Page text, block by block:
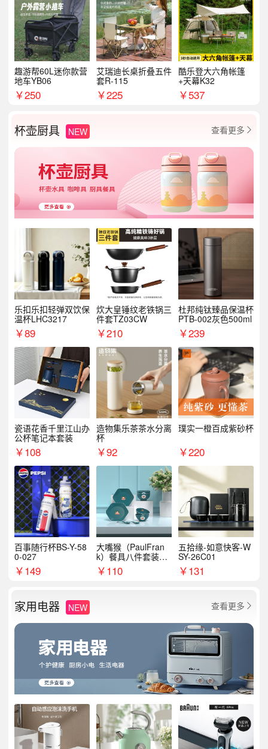
趣游帮60L迷你款营
地车YB06
￥250
艾瑞迪长桌折叠五件
套R-115
￥225
酷乐登大六角帐篷
+天幕K32
￥537
杯壶厨具 NEW 查看更多 
乐扣乐扣轻弹双饮保
温杯LHC3217
￥89
炊大皇锤纹老铁锅三
件套TZ03CW
￥210
杜邦纯钛臻品保温杯
PTB-002灰色500ml
￥239
瓷语花香千里江山办
公杯笔记本套装
￥108
造物集乐茶茶水分离
杯
￥92
璞实一橙百成紫砂杯
￥220
百事随行杯BS-Y-58
0-027
￥149
大嘴猴（PaulFran
k）餐具八件套装HC
T6007
￥110
五拾缘-如意快客-W
SY-26C01
￥131
家用电器 NEW 查看更多 